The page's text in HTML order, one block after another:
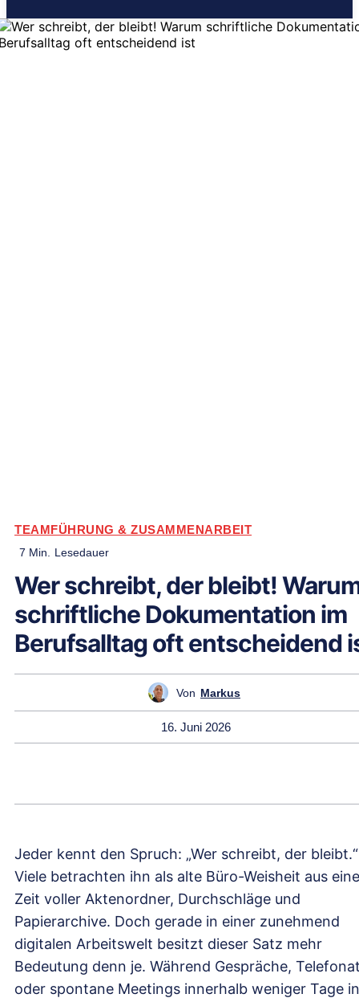
TEAMFÜHRUNG & ZUSAMMENARBEIT
7 Min. Lesedauer
Wer schreibt, der bleibt!
schriftliche Dokumentation im
Berufsalltag oft entscheidend
Von Markus
16. Juni 2026
Jeder kennt den Spruch: „Wer schreibt, der bleibt.“
Viele betrachten ihn als alte Büro-Weisheit aus
Zeit voller Aktenordner, Durchschläge und
Papierarchive. Doch gerade in einer zunehmend
digitalen Arbeitswelt besitzt dieser Satz mehr
Bedeutung denn je. Während Gespräche,
oder spontane Meetings innerhalb weniger Tage in